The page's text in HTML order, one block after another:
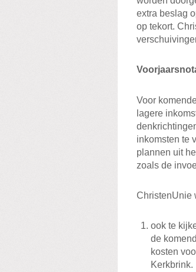
extra beslag
op tekort.
Voor
lagere
inkomsten te
plannen uit
zoals de
ChristenUnie
ook te
de
kosten
Kerkbrink.